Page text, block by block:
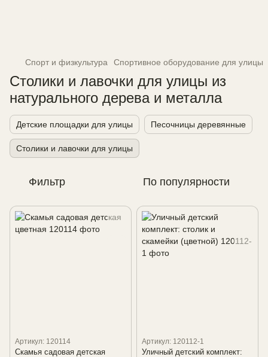
Спорт и физкультура Спортивное оборудование для улицы
Столики и лавочки для улицы из
натурального дерева и металла
Детские площадки для улицы Песочницы деревянные
Столики и лавочки для улицы
Фильтр По популярности
Артикул: 120114
Скамья садовая детская
Артикул: 120112-1
Уличный детский комплект: